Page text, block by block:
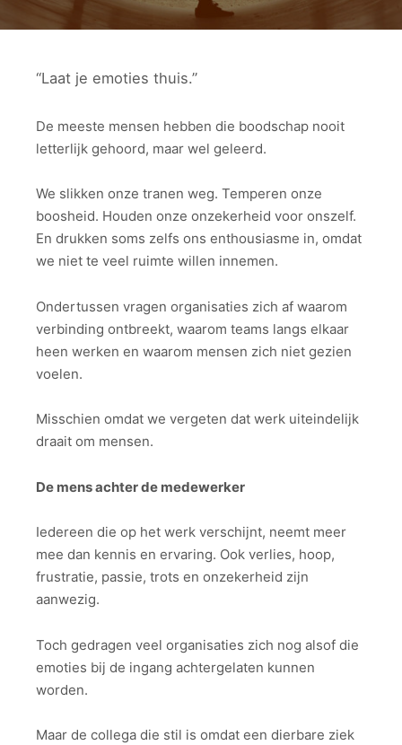
“Laat je emoties thuis.”
De meeste mensen hebben die boodschap nooit
letterlijk gehoord, maar wel geleerd.
We slikken onze tranen weg. Temperen onze
boosheid. Houden onze onzekerheid voor onszelf.
En drukken soms zelfs ons enthousiasme in, omdat
we niet te veel ruimte willen innemen.
Ondertussen vragen organisaties zich af waarom
verbinding ontbreekt, waarom teams langs elkaar
heen werken en waarom mensen zich niet gezien
voelen.
Misschien omdat we vergeten dat werk uiteindelijk
draait om mensen.
De mens achter de medewerker
Iedereen die op het werk verschijnt, neemt meer
mee dan kennis en ervaring. Ook verlies, hoop,
frustratie, passie, trots en onzekerheid zijn
aanwezig.
Toch gedragen veel organisaties zich nog alsof die
emoties bij de ingang achtergelaten kunnen
worden.
Maar de collega die stil is omdat een dierbare ziek